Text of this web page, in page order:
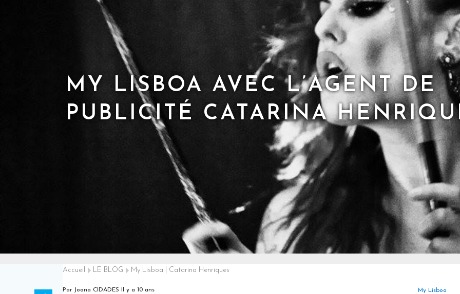
MY LISBOA AVEC L’AGENT DE
PUBLICITÉ CATARINA
Accueil LE BLOG My Lisboa | Catarina Henriques
Par Joana CIDADES Il y a 10 ans My Lisboa